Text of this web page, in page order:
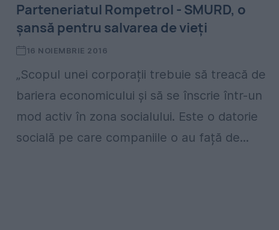
Parteneriatul Rompetrol - SMURD, o
șansă pentru salvarea de vieți
16 NOIEMBRIE 2016
„Scopul unei corporații trebuie să treacă de
bariera economicului și să se înscrie într-un
mod activ în zona socialului. Este o datorie
socială pe care companiile o au față de...